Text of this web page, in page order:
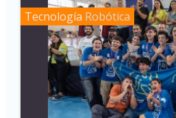
Tecnología Robótica